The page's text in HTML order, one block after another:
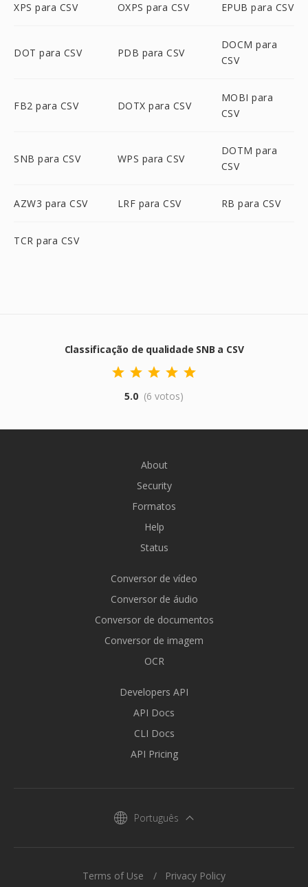
XPS para CSV OXPS para CSV EPUB para CSV
DOT para CSV PDB para CSV
DOCM para
CSV
FB2 para CSV DOTX para CSV
MOBI para
CSV
SNB para CSV WPS para CSV
DOTM para
CSV
AZW3 para CSV LRF para CSV RB para CSV
TCR para CSV
Classificação de qualidade SNB a CSV
5.0 (6 votos)
About
Security
Formatos
Help
Status
Conversor de vídeo
Conversor de áudio
Conversor de documentos
Conversor de imagem
OCR
Developers API
API Docs
CLI Docs
API Pricing
Português
Terms of Use Privacy Policy